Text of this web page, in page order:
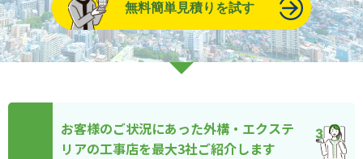
無料簡単見積りを試す
お客様のご状況にあった外構・エクステ
リアの工事店を最大3社ご紹介します